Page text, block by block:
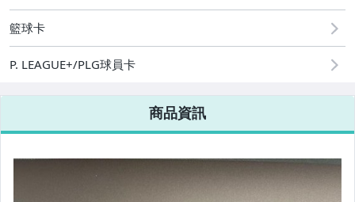
籃球卡
P. LEAGUE+/PLG球員卡
商品資訊